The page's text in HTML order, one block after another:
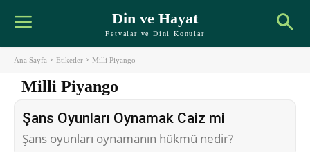
Din ve Hayat
Fetvalar ve Dini Konular
Ana Sayfa Etiketler Milli Piyango
Milli Piyango
Şans Oyunları Oynamak Caiz mi
Şans oyunları oynamanın hükmü nedir?